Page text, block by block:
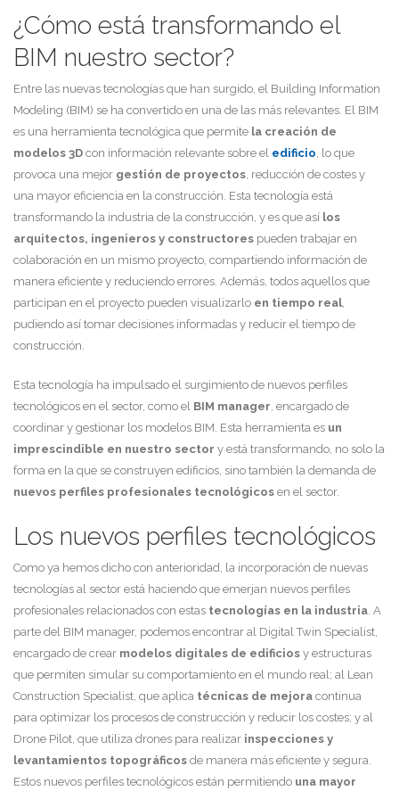
¿Cómo está transformando el
BIM nuestro sector?
Entre las nuevas tecnologías que han surgido, el Building Information
Modeling (BIM) se ha convertido en una de las más relevantes. El BIM
es una herramienta tecnológica que permite la creación de
modelos 3D con información relevante sobre el edificio, lo que
provoca una mejor gestión de proyectos, reducción de costes y
una mayor eficiencia en la construcción. Esta tecnología está
transformando la industria de la construcción, y es que así los
arquitectos, ingenieros y constructores pueden trabajar en
colaboración en un mismo proyecto, compartiendo información de
manera eficiente y reduciendo errores. Además, todos aquellos que
participan en el proyecto pueden visualizarlo en tiempo real,
pudiendo así tomar decisiones informadas y reducir el tiempo de
construcción.
Esta tecnología ha impulsado el surgimiento de nuevos perfiles
tecnológicos en el sector, como el BIM manager, encargado de
coordinar y gestionar los modelos BIM. Esta herramienta es un
imprescindible en nuestro sector y está transformando, no solo la
forma en la que se construyen edificios, sino también la demanda de
nuevos perfiles profesionales tecnológicos en el sector.
Los nuevos perfiles tecnológicos
Como ya hemos dicho con anterioridad, la incorporación de nuevas
tecnologías al sector está haciendo que emerjan nuevos perfiles
profesionales relacionados con estas tecnologías en la industria. A
parte del BIM manager, podemos encontrar al Digital Twin Specialist,
encargado de crear modelos digitales de edificios y estructuras
que permiten simular su comportamiento en el mundo real; al Lean
Construction Specialist, que aplica técnicas de mejora continua
para optimizar los procesos de construcción y reducir los costes; y al
Drone Pilot, que utiliza drones para realizar inspecciones y
levantamientos topográficos de manera más eficiente y segura.
Estos nuevos perfiles tecnológicos están permitiendo una mayor